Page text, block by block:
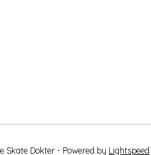
Skate Dokter - Powered by Lightspeed